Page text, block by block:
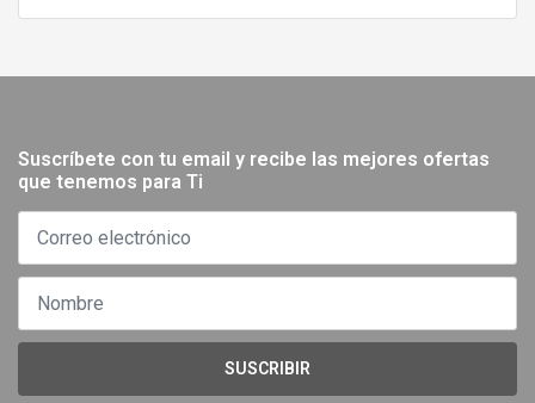
Suscríbete con tu email y recibe las mejores ofertas
que tenemos para Ti
SUSCRIBIR